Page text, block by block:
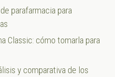
parafarmacia para
Classic: cómo tomarla para
y comparativa de los